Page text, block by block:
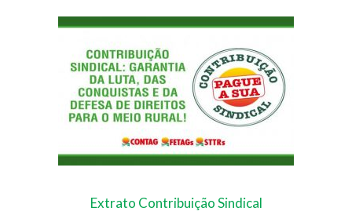
Extrato Contribuição Sindical